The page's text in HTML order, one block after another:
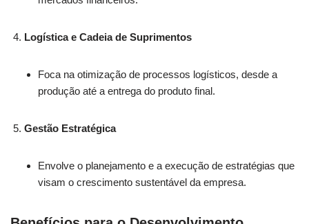
Logística e Cadeia de Suprimentos
Foca na otimização de processos logísticos, desde a
produção até a entrega do produto final.
Gestão Estratégica
Envolve o planejamento e a execução de estratégias que
visam o crescimento sustentável da empresa.